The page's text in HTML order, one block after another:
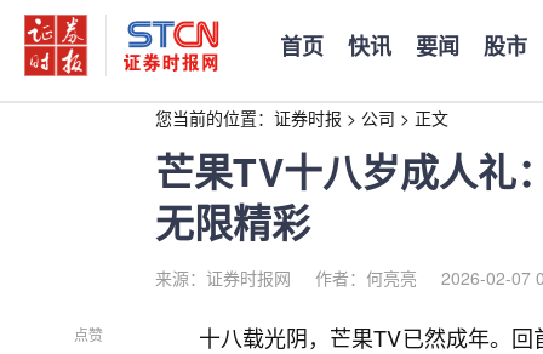
首页 快讯 要闻 股市
您当前的位置： 证券时报 > 公司 > 正文
芒果TV十八岁成人礼
无限精彩
来源：证券时报网 作者：何亮亮 2026-02-07
点赞
十八载光阴，芒果TV已然成年。